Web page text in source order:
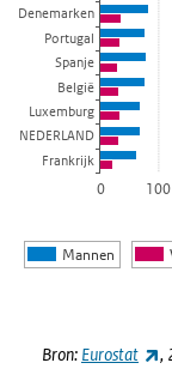
Mannen
0 100
Denemarken
Portugal
Spanje
België
Luxemburg
NEDERLAND
Frankrijk
Bron: Eurostat ,